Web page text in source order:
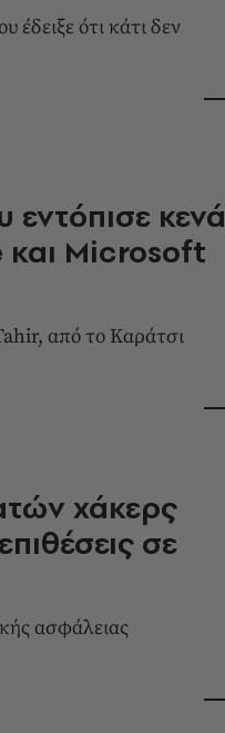
ότι κάτι δεν
κενά
και Microsoft
από το Καράτσι
χάκερς
σε
ασφάλειας